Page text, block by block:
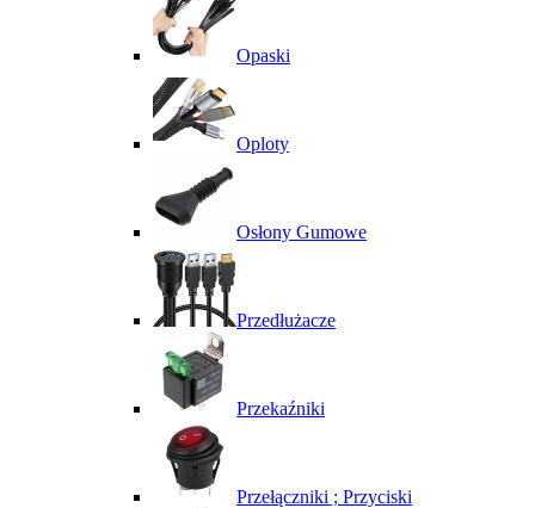
Opaski
Oploty
Osłony Gumowe
Przedłużacze
Przekaźniki
Przełączniki ; Przyciski